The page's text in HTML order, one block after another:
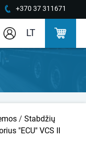
+370 37 311671
LT
/ Stabdžių
"ECU" VCS II